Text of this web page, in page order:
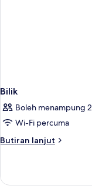
Bilik
Boleh menampung 2
Wi-Fi percuma
Butiran lanjut
Butiran